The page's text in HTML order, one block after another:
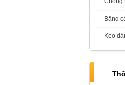
Chống
Băng
Keo